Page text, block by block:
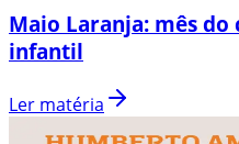
Maio Laranja: mês
infantil
Ler matéria